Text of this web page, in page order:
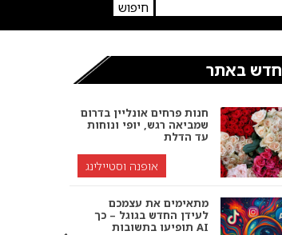
חדש באתר
חנות פרחים אונליין בדרום
שמביאה רגש, יופי ונוחות
עד הדלת
אופנה וסטיילינג
מתאימים את עצמכם
לעידן החדש בגוגל – כך
תופיעו בתשובות AI